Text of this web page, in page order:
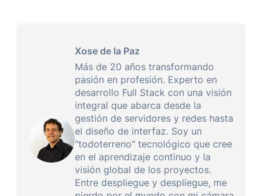
Xose de la Paz
Más de 20 años transformando
pasión en profesión. Experto en
desarrollo Full Stack con una visión
integral que abarca desde la
gestión de servidores y redes hasta
el diseño de interfaz. Soy un
"todoterreno" tecnológico que cree
en el aprendizaje continuo y la
visión global de los proyectos.
Entre despliegue y despliegue, me